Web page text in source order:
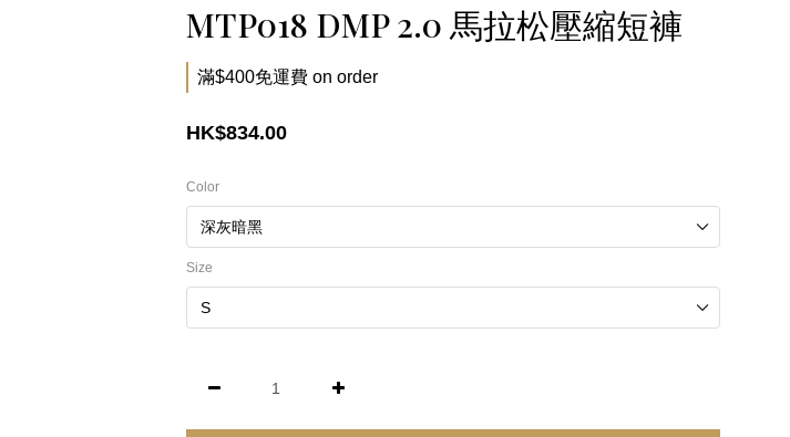
MTP018 DMP 2.0 馬拉松壓縮短褲
滿$400免運費 on order
HK$834.00
Color
Size